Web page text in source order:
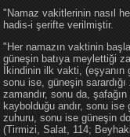
"Namaz vakitlerinin nasıl
hadis-i şerifte verilmiştir.
"Her namazın vaktinin
güneşin batıya meylettiği
İkindinin ilk vakti,
sonu ise, güneşin
zamandır, sonu da,
kaybolduğu andır, sonu ise
zuhuru, sonu ise güneşin
(Tirmizi, Salat, 114;